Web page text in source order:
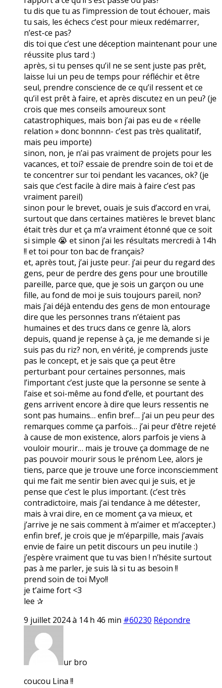
tu dis que tu as l’impression de tout échouer, mais
tu sais, les échecs c’est pour mieux redémarrer,
n’est-ce pas?
dis toi que c’est une déception maintenant pour une
réussite plus tard :)
après, si tu penses qu’il ne se sent juste pas prêt,
laisse lui un peu de temps pour réfléchir et être
seul, prendre conscience de ce qu’il ressent et ce
qu’il est prêt à faire, et après discutez en un peu? (je
crois que mes conseils amoureux sont
catastrophiques, mais bon j’ai pas eu de « réelle
relation » donc bonnnn- c’est pas très qualitatif,
mais peu importe)
sinon, non, je n’ai pas vraiment de projets pour les
vacances, et toi? essaie de prendre soin de toi et de
te concentrer sur toi pendant les vacances, ok? (je
sais que c’est facile à dire mais à faire c’est pas
vraiment pareil)
sinon pour le brevet, ouais je suis d’accord en vrai,
surtout que dans certaines matières le brevet blanc
était très dur et ça m’a vraiment étonné que ce soit
si simple 😭 et sinon j’ai les résultats mercredi à 14h
!! et toi pour ton bac de français?
et, après tout, j’ai juste peur. j’ai peur du regard des
gens, peur de perdre des gens pour une broutille
pareille, parce que, que je sois un garçon ou une
fille, au fond de moi je suis toujours pareil, non?
mais j’ai déjà entendu des gens de mon entourage
dire que les personnes trans n’étaient pas
humaines et des trucs dans ce genre là, alors
depuis, quand je repense à ça, je me demande si je
suis pas du riz? non, en vérité, je comprends juste
pas le concept, et je sais que ça peut être
perturbant pour certaines personnes, mais
l’important c’est juste que la personne se sente à
l’aise et soi-même au fond d’elle, et pourtant des
gens arrivent encore à dire que leurs ressentis ne
sont pas humains… enfin bref… j’ai un peu peur des
remarques comme ça parfois… j’ai peur d’être rejeté
à cause de mon existence, alors parfois je viens à
vouloir mourir… mais je trouve ça dommage de ne
pas pouvoir mourir sous le prénom Lee, alors je
tiens, parce que je trouve une force inconsciemment
qui me fait me sentir bien avec qui je suis, et je
pense que c’est le plus important. (c’est très
contradictoire, mais j’ai tendance à me détester,
mais à vrai dire, en ce moment ça va mieux, et
j’arrive je ne sais comment à m’aimer et m’accepter.)
enfin bref, je crois que je m’éparpille, mais j’avais
envie de faire un petit discours un peu inutile :)
j’espère vraiment que tu vas bien ! n’hésite surtout
pas à me parler, je suis là si tu as besoin !!
prend soin de toi Myo!!
je t’aime fort <3
lee ✰
9 juillet 2024 à 14 h 46 min #60230 Répondre
ur bro
coucou Lina !!